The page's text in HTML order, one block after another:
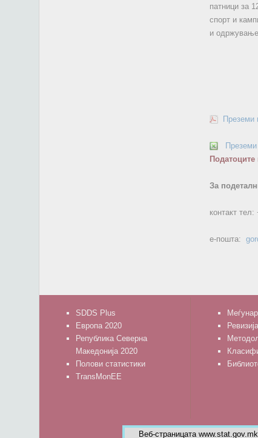
патници за
спорт и
и
Преземи
За
контакт тел:
е-пошта:
SDDS Plus
Европа 2020
Република Северна
Македонија 2020
Полови статистики
TransMonEE
Веб-страницата